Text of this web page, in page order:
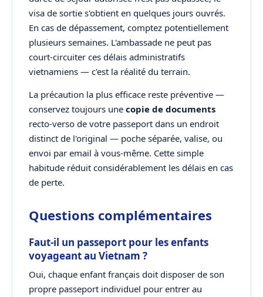
visa de sortie s'obtient en quelques jours ouvrés.
En cas de dépassement, comptez potentiellement
plusieurs semaines. L'ambassade ne peut pas
court-circuiter ces délais administratifs
vietnamiens — c'est la réalité du terrain.
La précaution la plus efficace reste préventive —
conservez toujours une copie de documents
recto-verso de votre passeport dans un endroit
distinct de l'original — poche séparée, valise, ou
envoi par email à vous-même. Cette simple
habitude réduit considérablement les délais en cas
de perte.
Questions complémentaires
Faut-il un passeport pour les enfants
voyageant au Vietnam ?
Oui, chaque enfant français doit disposer de son
propre passeport individuel pour entrer au